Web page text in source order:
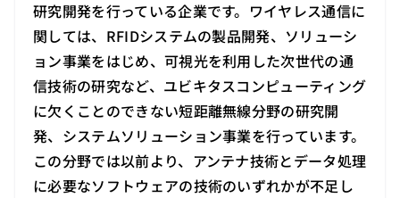
研究開発を行っている企業です。ワイヤレス通信に
関しては、RFIDシステムの製品開発、ソリューシ
ョン事業をはじめ、可視光を利用した次世代の通
信技術の研究など、ユビキタスコンピューティング
に欠くことのできない短距離無線分野の研究開
発、システムソリューション事業を行っています。
この分野では以前より、アンテナ技術とデータ処理
に必要なソフトウェアの技術のいずれかが不足し